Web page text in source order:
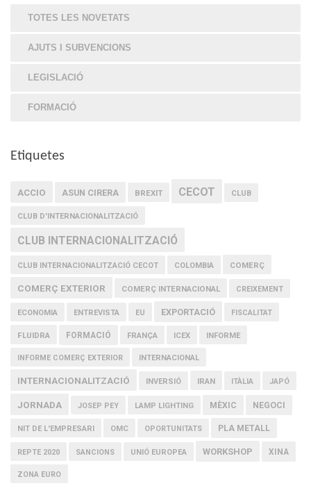
TOTES LES NOVETATS
AJUTS I SUBVENCIONS
LEGISLACIÓ
FORMACIÓ
Etiquetes
ACCIO ASUN CIRERA BREXIT CECOT CLUB
CLUB D'INTERNACIONALITZACIÓ
CLUB INTERNACIONALITZACIÓ
CLUB INTERNACIONALITZACIÓ CECOT COLOMBIA COMERÇ
COMERÇ EXTERIOR COMERÇ INTERNACIONAL CREIXEMENT
ECONOMIA ENTREVISTA EU EXPORTACIÓ FISCALITAT
FLUIDRA FORMACIÓ FRANÇA ICEX INFORME
INFORME COMERÇ EXTERIOR INTERNACIONAL
INTERNACIONALITZACIÓ INVERSIÓ IRAN ITÀLIA JAPÓ
JORNADA JOSEP PEY LAMP LIGHTING MÈXIC NEGOCI
NIT DE L'EMPRESARI OMC OPORTUNITATS PLA METALL
REPTE 2020 SANCIONS UNIÓ EUROPEA WORKSHOP XINA
ZONA EURO